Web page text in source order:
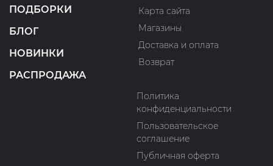
ПОДБОРКИ
БЛОГ
НОВИНКИ
РАСПРОДАЖА
Карта сайта
Магазины
Доставка и оплата
Возврат
Политика
конфиденциальности
Пользовательское
соглашение
Публичная оферта